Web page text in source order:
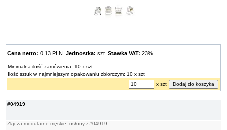
#04919
Złącza modularne męskie, osłony ›#04919
Cena netto: 0,13 PLNJednostka: sztStawka VAT: 23%
Minimalna ilość zamówienia: 10 x szt
Ilość sztuk w najmniejszym opakowaniu zbiorczym: 10 x szt
x szt